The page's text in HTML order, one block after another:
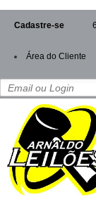
Cadastre-se
Área do Cliente